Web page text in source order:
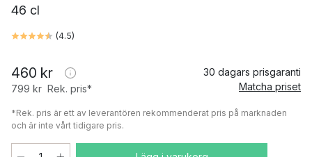
46 cl
(4.5)
460 kr
799 kr Rek. pris*
30 dagars prisgaranti
Matcha priset
*Rek. pris är ett av leverantören rekommenderat pris på marknaden
och är inte vårt tidigare pris.